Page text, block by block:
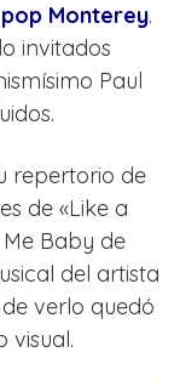
Monterey.
invitados
Paul
repertorio de
de «Like a
Baby de
del artista
verlo quedó
visual.